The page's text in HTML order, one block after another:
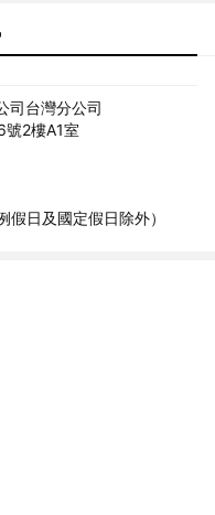
司台灣分公司
號2樓A1室
日及國定假日除外）